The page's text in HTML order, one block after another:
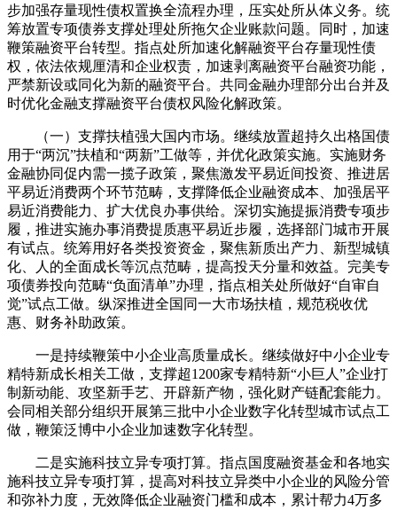
步加强存量现性债权置换全流程办理，压实处所从体义务。统
筹放置专项债券支撑处理处所拖欠企业账款问题。同时，加速
鞭策融资平台转型。指点处所加速化解融资平台存量现性债
权，依法依规厘清和企业权责，加速剥离融资平台融资功能，
严禁新设或同化为新的融资平台。共同金融办理部分出台并及
时优化金融支撑融资平台债权风险化解政策。
（一）支撑扶植强大国内市场。继续放置超持久出格国债
用于“两沉”扶植和“两新”工做等，并优化政策实施。实施财务
金融协同促内需一揽子政策，聚焦激发平易近间投资、推进居
平易近消费两个环节范畴，支撑降低企业融资成本、加强居平
易近消费能力、扩大优良办事供给。深切实施提振消费专项步
履，推进实施办事消费提质惠平易近步履，选择部门城市开展
有试点。统筹用好各类投资资金，聚焦新质出产力、新型城镇
化、人的全面成长等沉点范畴，提高投天分量和效益。完美专
项债券投向范畴“负面清单”办理，指点相关处所做好“自审自
觉”试点工做。纵深推进全国同一大市场扶植，规范税收优
惠、财务补助政策。
一是持续鞭策中小企业高质量成长。继续做好中小企业专
精特新成长相关工做，支撑超1200家专精特新“小巨人”企业打
制新动能、攻坚新手艺、开辟新产物，强化财产链配套能力。
会同相关部分组织开展第三批中小企业数字化转型城市试点工
做，鞭策泛博中小企业加速数字化转型。
二是实施科技立异专项打算。指点国度融资基金和各地实
施科技立异专项打算，提高对科技立异类中小企业的风险分管
和弥补力度，无效降低企业融资门槛和成本，累计帮力4万多